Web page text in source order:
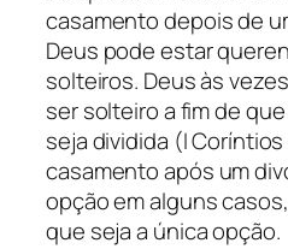
casamento depois de
Deus pode estar
solteiros. Deus às
ser solteiro a fim de
seja dividida (I
casamento após um
opção em alguns
que seja a única opção.